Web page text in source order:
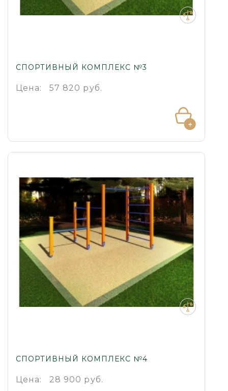
СПОРТИВНЫЙ КОМПЛЕКС №3
Цена: 57 820 руб.
СПОРТИВНЫЙ КОМПЛЕКС №4
Цена: 28 900 руб.